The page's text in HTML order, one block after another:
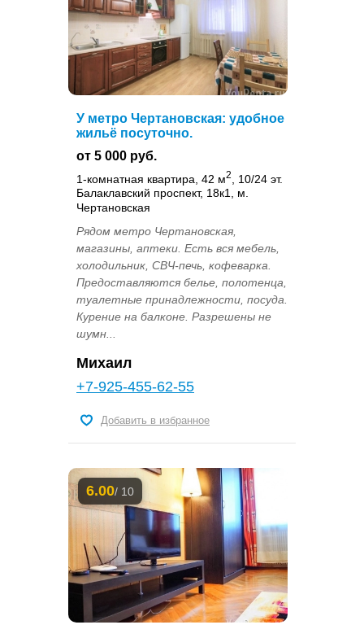
У метро Чертановская: удобное
жильё посуточно.
от 5 000 руб.
1-комнатная квартира, 42 м2
, 10/24 эт.
Балаклавский проспект, 18к1, м.
Чертановская
Рядом метро Чертановская,
магазины, аптеки. Есть вся мебель,
холодильник, СВЧ-печь, кофеварка.
Предоставляются белье, полотенца,
туалетные принадлежности, посуда.
Курение на балконе. Разрешены не
шумн...
Михаил
+7-925-455-62-55
Добавить в избранное
6.00/ 10